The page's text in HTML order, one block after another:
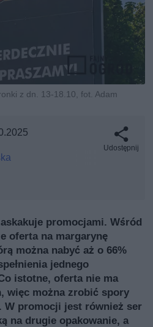
z dn. 13-18.10, fot. Adam
Udostępnij
promocjami. Wśród
oferta na margarynę
można nabyć aż o 66%
jednego
istotne, oferta nie ma
więc można zrobić spory
W promocji jest również ser
na drugie opakowanie, a